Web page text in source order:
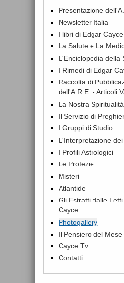
Presentazione
Newsletter Italia
I libri di Edgar Cayce
La Salute e La
L'Enciclopedia della
I Rimedi di Edgar
Raccolta di
dell'A.R.E. - Articoli
La Nostra Spiritualità
Il Servizio di
I Gruppi di Studio
L'Interpretazione dei
I Profili Astrologici
Le Profezie
Misteri
Atlantide
Gli Estratti dalle
Cayce
Photogallery
Il Pensiero del Mese
Cayce Tv
Contatti